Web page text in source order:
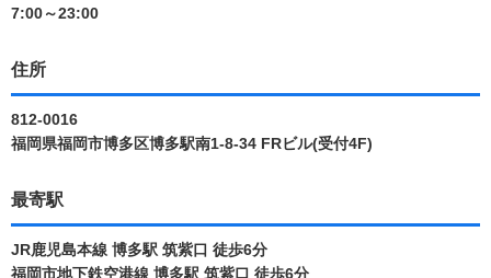
7:00～23:00
住所
812-0016
福岡県福岡市博多区博多駅南1-8-34 FRビル(受付4F)
最寄駅
JR鹿児島本線 博多駅 筑紫口 徒歩6分
福岡市地下鉄空港線 博多駅 筑紫口 徒歩6分